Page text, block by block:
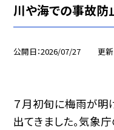
川や海での事故防
公開日 2026/07/27 更
７月初旬に梅雨が明
出てきました。気象